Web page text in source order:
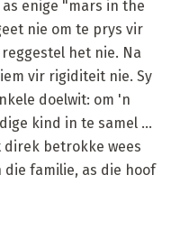
enige "mars in the
nie om te prys vir
het nie. Na
vir rigiditeit nie. Sy
doelwit: om 'n
kind in te samel ...
direk betrokke wees
familie, as die hoof